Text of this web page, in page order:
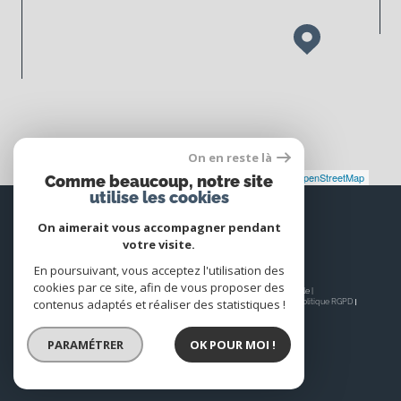
Leaflet|©JawgMaps © OpenStreetMap
Espace
PROPRIÉTAIRE
Se connecter
© 2026 | Tous droits réservés | Traduction powered by Google |
Nos honoraires
Plan du site Mentions légales Admin Nos liens
Politique RGPD
On en reste là
Comme beaucoup, notre site
utilise les cookies
On aimerait vous accompagner pendant
votre visite.
En poursuivant, vous acceptez l'utilisation des
cookies par ce site, afin de vous proposer des
contenus adaptés et réaliser des statistiques !
PARAMÉTRER OK POUR MOI !